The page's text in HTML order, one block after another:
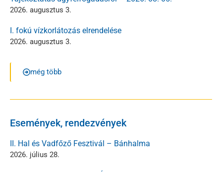
2026. augusztus 3.
I. fokú vízkorlátozás elrendelése
2026. augusztus 3.
még több
Események, rendezvények
II. Hal és Vadfőző Fesztivál – Bánhalma
2026. július 28.